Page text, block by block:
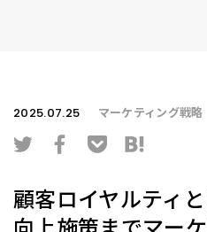
2025.07.25 マーケティング戦略
顧客ロイヤルティ